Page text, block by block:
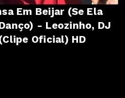
Em Beijar (Se Ela
- Leozinho, DJ
Oficial) HD